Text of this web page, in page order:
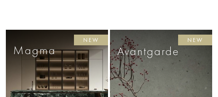
Magma
NEW
Avantgarde
NEW